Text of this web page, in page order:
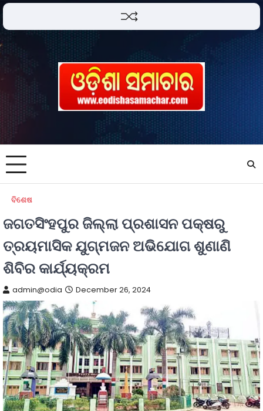
ବିଶେଷ
ଜଗତସିଂହପୁର ଜିଲ୍ଲା ପ୍ରଶାସନ ପକ୍ଷରୁ
ତ୍ରୟମାସିକ ଯୁଗ୍ମଜନ ଅଭିଯୋଗ ଶୁଣାଣି
ଶିବିର କାର୍ଯ୍ୟକ୍ରମ
admin@odia December 26, 2024